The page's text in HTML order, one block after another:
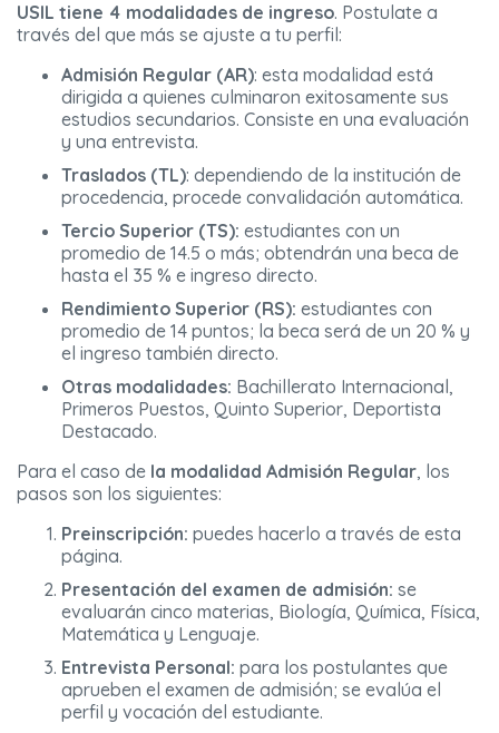
USIL tiene 4 modalidades de ingreso. Postulate a
través del que más se ajuste a tu perfil:
Admisión Regular (AR): esta modalidad está
dirigida a quienes culminaron exitosamente sus
estudios secundarios. Consiste en una evaluación
y una entrevista.
Traslados (TL): dependiendo de la institución de
procedencia, procede convalidación automática.
Tercio Superior (TS): estudiantes con un
promedio de 14.5 o más; obtendrán una beca de
hasta el 35 % e ingreso directo.
Rendimiento Superior (RS): estudiantes con
promedio de 14 puntos; la beca será de un 20 % y
el ingreso también directo.
Otras modalidades: Bachillerato Internacional,
Primeros Puestos, Quinto Superior, Deportista
Destacado.
Para el caso de la modalidad Admisión Regular, los
pasos son los siguientes:
Preinscripción: puedes hacerlo a través de esta
página.
Presentación del examen de admisión: se
evaluarán cinco materias, Biología, Química, Física,
Matemática y Lenguaje.
Entrevista Personal: para los postulantes que
aprueben el examen de admisión; se evalúa el
perfil y vocación del estudiante.